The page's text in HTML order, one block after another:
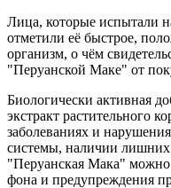
Лица, которые испытали
отметили её быстрое,
организм, о чём
"Перуанской Маке" от
Биологически активная
экстракт растительного
заболеваниях и
системы, наличии
"Перуанская Мака" можно
фона и предупреждения